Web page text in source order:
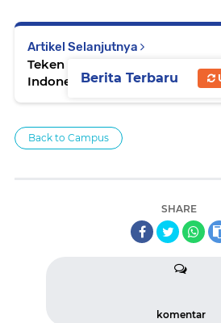
Artikel Selanjutnya
Teken Kerjasama, PPB IAIN
Indonesia, Kembangkan
Back to Campus
SHARE
komentar
Berita Terbaru